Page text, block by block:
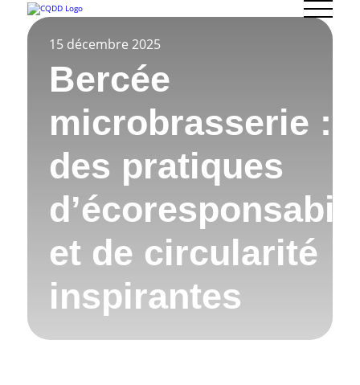
15 décembre 2025
Bercée
microbrasserie :
des pratiques
et de circularité
inspirantes